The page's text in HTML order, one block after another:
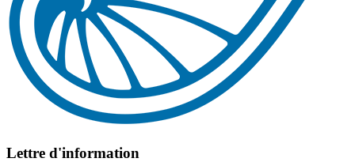
Lettre d'information